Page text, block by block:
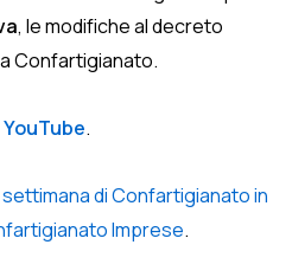
, le modifiche al decreto
Confartigianato.
.
settimana di Confartigianato in
Imprese.